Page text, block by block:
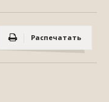
Распечатать